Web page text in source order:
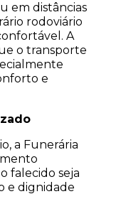
em distâncias
rodoviário
A
o transporte
e
a Funerária
falecido seja
e dignidade